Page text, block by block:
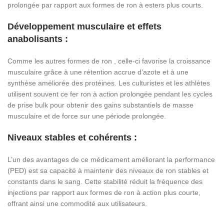
prolongée par rapport aux formes de ron à esters plus courts.
Développement musculaire et effets
anabolisants :
Comme les autres formes de ron , celle-ci favorise la croissance
musculaire grâce à une rétention accrue d’azote et à une
synthèse améliorée des protéines. Les culturistes et les athlètes
utilisent souvent ce fer ron à action prolongée pendant les cycles
de prise bulk pour obtenir des gains substantiels de masse
musculaire et de force sur une période prolongée.
Niveaux stables et cohérents :
L’un des avantages de ce médicament améliorant la performance
(PED) est sa capacité à maintenir des niveaux de ron stables et
constants dans le sang. Cette stabilité réduit la fréquence des
injections par rapport aux formes de ron à action plus courte,
offrant ainsi une commodité aux utilisateurs.